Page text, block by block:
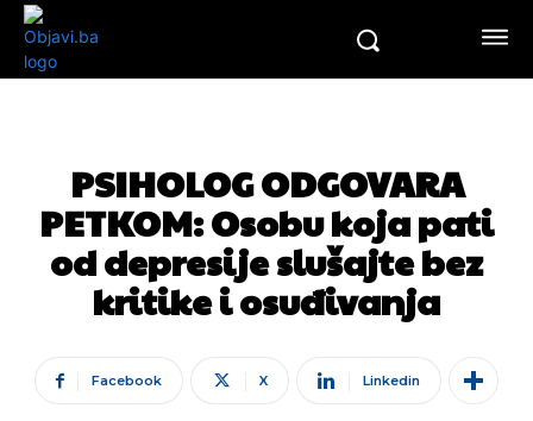
PSIHOLOG ODGOVARA
PETKOM: Osobu koja pati
od depresije slušajte bez
kritike i osuđivanja
Facebook X Linkedin